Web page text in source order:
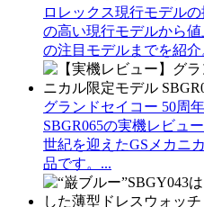
ロレックス現行モデル
の高い現行モデルから
の注目モデルまでを紹介
グランドセイコー 50周
SBGR065の実機レビュ
世紀を迎えたGSメカニ
品です。...